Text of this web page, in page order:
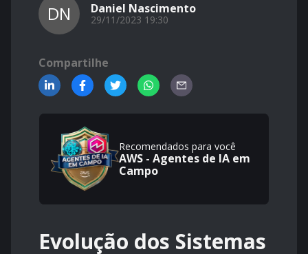
DN Daniel Nascimento
29/11/2023 19:30
Compartilhe
Recomendados para você
AWS - Agentes de IA em
Campo
Evolução dos Sistemas